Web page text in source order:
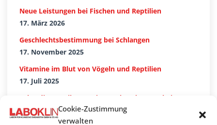
Cookie-Zustimmung
verwalten
Neue Leistungen bei Fischen und Reptilien
17. März 2026
Geschlechtsbestimmung bei Schlangen
17. November 2025
Vitamine im Blut von Vögeln und Reptilien
17. Juli 2025
Labordiagnostik von Nierenerkrankungen bei
Vögeln, Reptilien, Amphibien und Fischen
23. April 2025